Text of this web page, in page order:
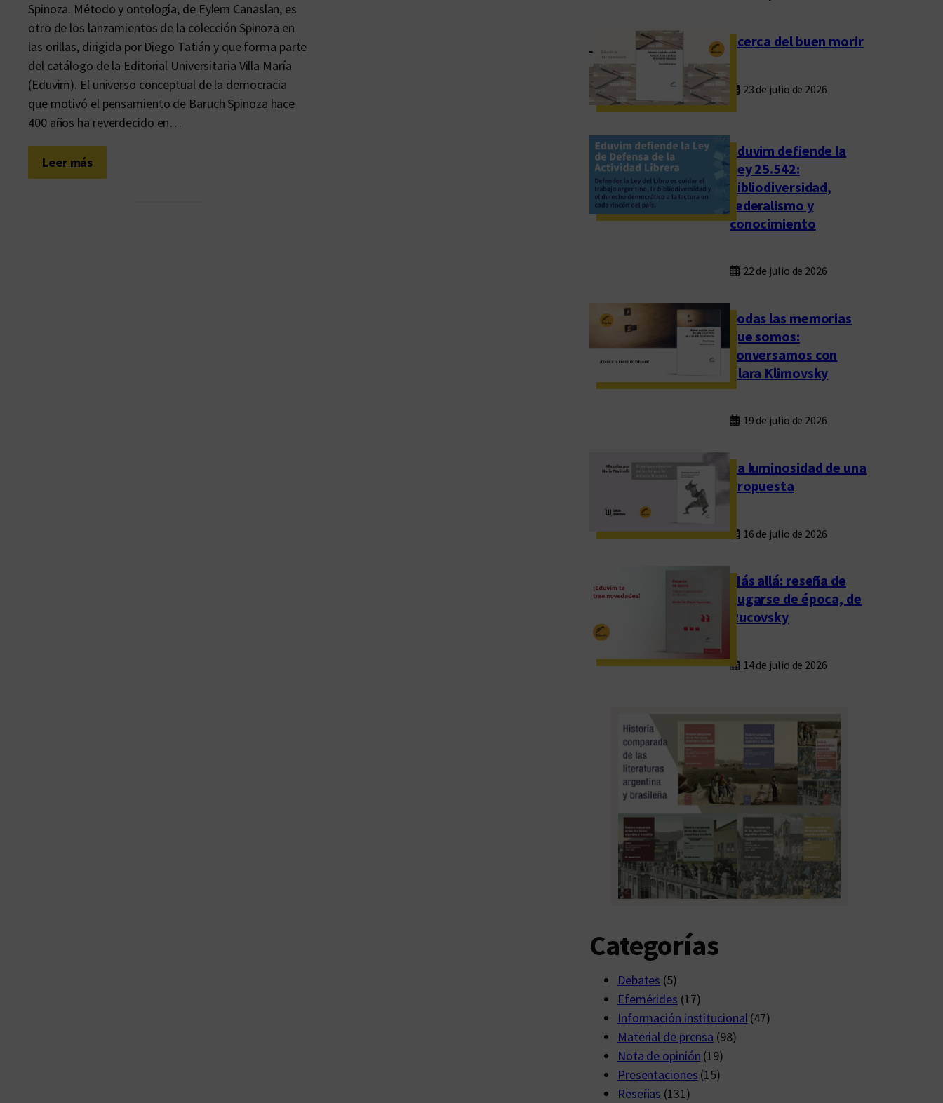
Spinoza. Método y ontología, de Eylem Canaslan, es
otro de los lanzamientos de la colección Spinoza en
las orillas, dirigida por Diego Tatián y que forma parte
del catálogo de la Editorial Universitaria Villa María
(Eduvim). El universo conceptual de la democracia
que motivó el pensamiento de Baruch Spinoza hace
400 años ha reverdecido en…
Leer más:
D
Acerca del buen morir
23 de julio de 2026
Eduvim defiende la
Ley 25.542:
bibliodiversidad,
federalismo y
conocimiento
22 de julio de 2026
Todas las memorias
que somos:
conversamos con
Clara Klimovsky
19 de julio de 2026
La luminosidad de una
propuesta
16 de julio de 2026
Más allá: reseña de
Fugarse de época, de
Rucovsky
14 de julio de 2026
Categorías
Debates (5)
Efemérides (17)
Información institucional(47)
Material de prensa (98)
Nota de opinión (19)
Presentaciones (15)
Reseñas (131)